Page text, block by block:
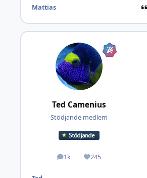
Mattias
Ted Camenius
Stödjande medlem
1k
Inlägg 245
Omdöme